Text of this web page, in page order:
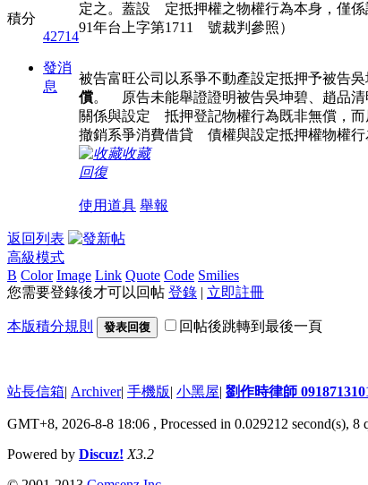
積分
42714
發消
息
定之。蓋設 定抵押權之物權行為本身，僅
91年台上字第1711 號裁判參照）
被告富旺公司以系爭不動產設定抵押予被告
償。 原告未能舉證證明被告吳坤碧、趙品
關係與設定 抵押登記物權行為既非無償，
撤銷系爭消費借貸 債權與設定抵押權物權行
收藏
回復
使用道具 舉報
返回列表
高級模式
B Color Image Link Quote Code Smilies
您需要登錄後才可以回帖 登錄 | 立即註冊
本版積分規則 發表回復 回帖後跳轉到最後一頁
站長信箱| Archiver| 手機版| 小黑屋| 劉作時律師
GMT+8, 2026-8-8 18:06 , Processed in 0.029212 second(s), 8
Powered by Discuz! X3.2